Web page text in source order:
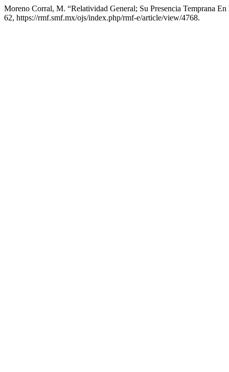
Moreno Corral, M. “Relatividad General; Su Presencia Temprana
62, https://rmf.smf.mx/ojs/index.php/rmf-e/article/view/4768.